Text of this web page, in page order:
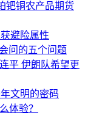
钯铜农产品期货
避险属性
问的五个问题
平 伊朗队希望更
文明的密码
体验？